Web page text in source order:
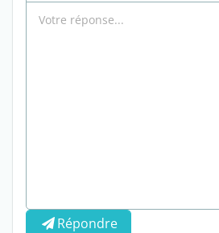
Répondre